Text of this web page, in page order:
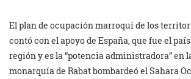
El plan de ocupación marroquí de los
contó con el apoyo de España, que fue el
región y es la “potencia administradora” en
monarquía de Rabat bombardeó el Sahara